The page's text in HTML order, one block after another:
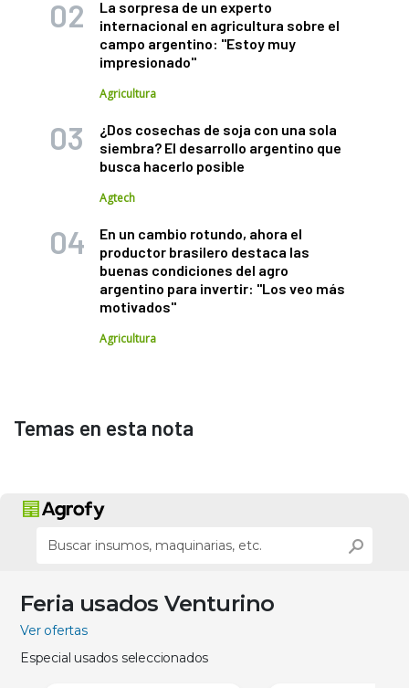
La sorpresa de un experto
internacional en agricultura sobre el
campo argentino: "Estoy muy
impresionado"
Agricultura
¿Dos cosechas de soja con una sola
siembra? El desarrollo argentino que
busca hacerlo posible
Agtech
En un cambio rotundo, ahora el
productor brasilero destaca las
buenas condiciones del agro
argentino para invertir: "Los veo más
motivados"
Agricultura
Temas en esta nota
Feria usados Venturino
Ver ofertas
Especial usados seleccionados